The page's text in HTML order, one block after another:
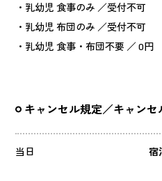
・乳幼児 食事のみ ／受付不可
・乳幼児 布団のみ ／受付不可
・乳幼児 食事・布団不要 ／ 0円
キャンセル規定／キャンセ
当日 宿